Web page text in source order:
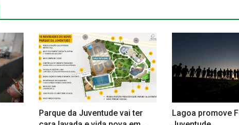
Parque da Juventude vai ter
Lagoa promove